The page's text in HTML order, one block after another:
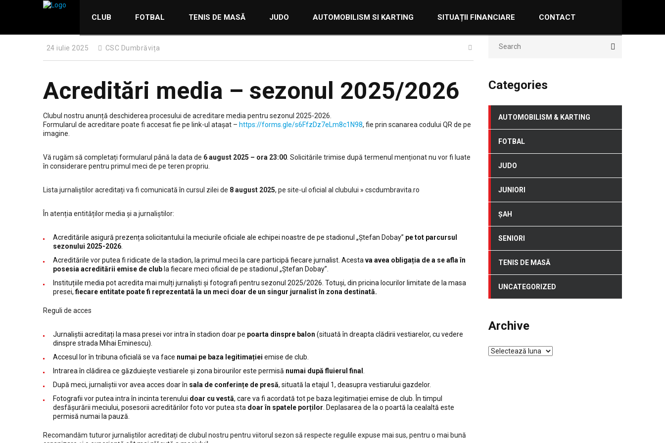
CLUB FOTBAL TENIS DE MASĂ JUDO AUTOMOBILISM SI KARTING SITUAȚII FINANCIARE CONTACT
24 iulie 2025 CSC Dumbrăvița
Acreditări media – sezonul 2025/2026
Clubul nostru anunță deschiderea procesului de acreditare media pentru sezonul 2025-2026.
Formularul de acreditare poate fi accesat fie pe link-ul atașat – https://forms.gle/s6FfzDz7eLm8c1N98, fie prin scanarea codului QR de pe
imagine.
Vă rugăm să completați formularul până la data de 6 august 2025 – ora 23:00 . Solicitările trimise după termenul menționat nu vor fi luate
în considerare pentru primul meci de pe teren propriu.
Lista jurnaliștilor acreditați va fi comunicată în cursul zilei de 8 august 2025, pe site-ul oficial al clubului » cscdumbravita.ro
În atenția entităților media și a jurnaliștilor:
Acreditările asigură prezența solicitantului la meciurile oficiale ale echipei noastre de pe stadionul „Ștefan Dobay” pe tot parcursul
sezonului 2025-2026
Acreditările vor putea fi ridicate de la stadion, la primul meci la care participă fiecare jurnalist. Acesta va avea obligația de a se afla în
posesia acreditării emise de club la fiecare meci oficial de pe stadionul „Ștefan Dobay”.
Instituțiile media pot acredita mai mulți jurnaliști și fotografi pentru sezonul 2025/2026. Totuși, din pricina locurilor limitate de la masa
presei, fiecare entitate poate fi reprezentată la un meci doar de un singur jurnalist în zona destinată.
Reguli de acces
Jurnaliștii acreditați la masa presei vor intra în stadion doar pe poarta dinspre balon (situată în dreapta clădirii vestiarelor, cu vedere
dinspre strada Mihai Eminescu).
Accesul lor în tribuna oficială se va face numai pe baza legitimației emise de club.
Intrarea în clădirea ce găzduiește vestiarele și zona birourilor este permisă numai după fluierul final
După meci, jurnaliștii vor avea acces doar în sala de conferințe de presă, situată la etajul 1, deasupra vestiarului gazdelor.
Fotografii vor putea intra în incinta terenului doar cu vestă, care va fi acordată tot pe baza legitimației emise de club. În timpul
desfășurării meciului, posesorii acreditărilor foto vor putea sta doar în spatele porților . Deplasarea de la o poartă la cealaltă este
permisă numai la pauză.
Recomandăm tuturor jurnaliștilor acreditați de clubul nostru pentru viitorul sezon să respecte regulile expuse mai sus, pentru o mai bună
Categories
AUTOMOBILISM & KARTING
FOTBAL
JUDO
JUNIORI
ȘAH
SENIORI
TENIS DE MASĂ
UNCATEGORIZED
Archive
Archive